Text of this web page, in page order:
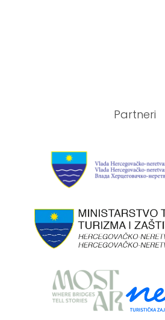
Partneri